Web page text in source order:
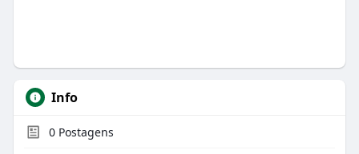
Info
0Postagens